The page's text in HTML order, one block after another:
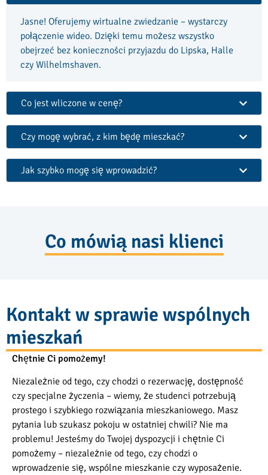
Jasne! Oferujemy wirtualne zwiedzanie – wystarczy
połączenie wideo. Dzięki temu możesz wszystko
obejrzeć bez konieczności przyjazdu do Lipska, Halle
czy Wilhelmshaven.
Co jest wliczone w cenę?
Czy mogę wybrać, z kim będę mieszkać?
Jak szybko mogę się wprowadzić?
Co mówią nasi klienci
Kontakt w sprawie wspólnych
mieszkań
Chętnie Ci pomożemy!
Niezależnie od tego, czy chodzi o rezerwację, dostępność
czy specjalne życzenia – wiemy, że studenci potrzebują
prostego i szybkiego rozwiązania mieszkaniowego. Masz
pytania lub szukasz pokoju w ostatniej chwili? Nie ma
problemu! Jesteśmy do Twojej dyspozycji i chętnie Ci
pomożemy – niezależnie od tego, czy chodzi o
wprowadzenie się, wspólne mieszkanie czy wyposażenie.